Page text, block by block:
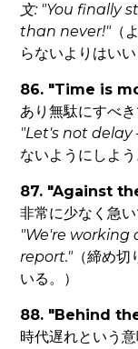
文: "You finally
than never!"（
らないよりはいい
86. "Time is
あり無駄にすべ
"Let's not
ないようにしよ
87. "Against
非常に少なく急
"We're working
report."（締め切
いる。）
88. "Behind
時代遅れという意